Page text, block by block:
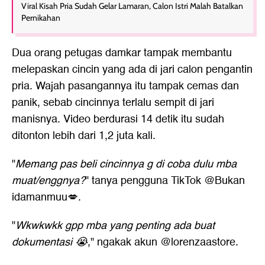
Viral Kisah Pria Sudah Gelar Lamaran, Calon Istri Malah Batalkan
Pernikahan
Dua orang petugas damkar tampak membantu
melepaskan cincin yang ada di jari calon pengantin
pria. Wajah pasangannya itu tampak cemas dan
panik, sebab cincinnya terlalu sempit di jari
manisnya. Video berdurasi 14 detik itu sudah
ditonton lebih dari 1,2 juta kali.
"Memang pas beli cincinnya g di coba dulu mba
muat/enggnya?" tanya pengguna TikTok @Bukan
idamanmuu💋.
"Wkwkwkk gpp mba yang penting ada buat
dokumentasi 😭," ngakak akun @lorenzaastore.